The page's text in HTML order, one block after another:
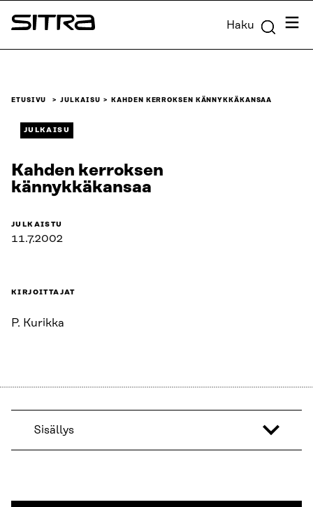
Siirry
suoraan
Sitra Haku
ETUSIVU JULKAISU KAHDEN KERROKSEN KÄNNYKKÄKANSAA
JULKAISU
Kahden kerroksen
kännykkäkansaa
JULKAISTU
11.7.2002
KIRJOITTAJAT
P. Kurikka
Sisällys